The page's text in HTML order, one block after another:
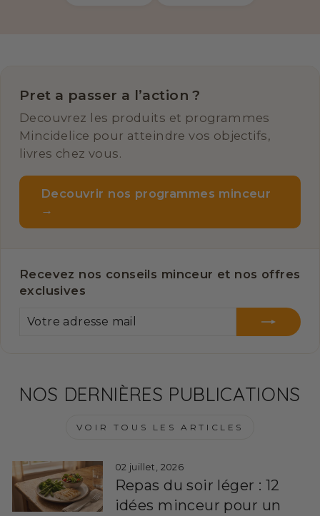
Pret a passer a l’action ?
Decouvrez les produits et programmes
Mincidelice pour atteindre vos objectifs,
livres chez vous.
Decouvrir nos programmes minceur
→
Recevez nos conseils minceur et nos offres
exclusives
ADRESSE
NOS DERNIÈRES PUBLICATIONS
VOIR TOUS LES ARTICLES
02 juillet, 2026
Repas du soir léger : 12
idées minceur pour un